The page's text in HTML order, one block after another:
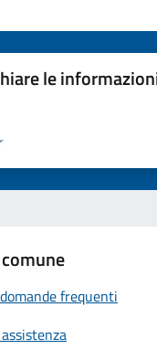
le
pagina
5 stelle su 5
stelle su 5
su 5
5
frequenti